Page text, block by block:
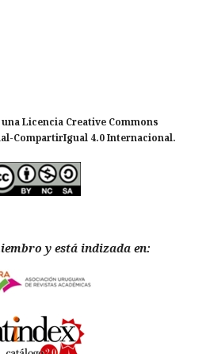
Licencia Creative Commons
CompartirIgual 4.0 Internacional.
y está indizada en: